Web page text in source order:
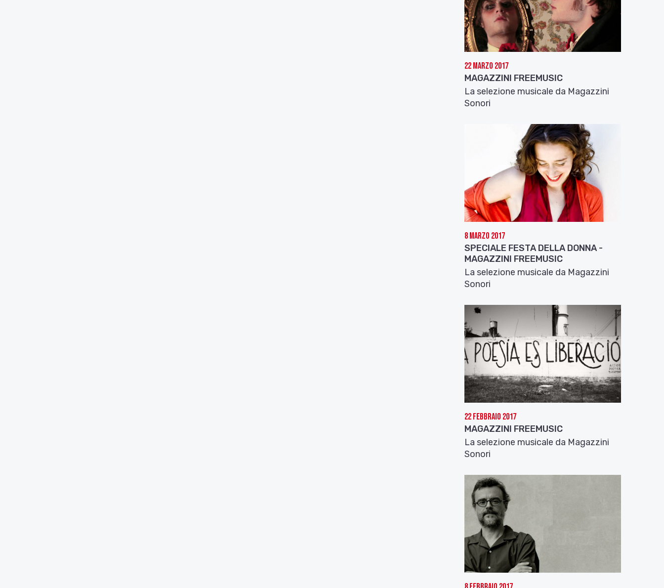
22 Marzo 2017
MAGAZZINI FREEMUSIC
La selezione musicale da Magazzini
Sonori
8 Marzo 2017
SPECIALE FESTA DELLA DONNA -
MAGAZZINI FREEMUSIC
La selezione musicale da Magazzini
Sonori
22 Febbraio 2017
MAGAZZINI FREEMUSIC
La selezione musicale da Magazzini
Sonori